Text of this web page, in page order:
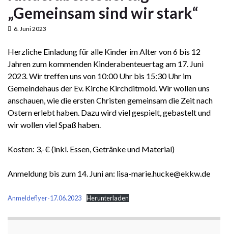
„Gemeinsam sind wir stark“
6. Juni 2023
Herzliche Einladung für alle Kinder im Alter von 6 bis 12
Jahren zum kommenden Kinderabenteuertag am 17. Juni
2023. Wir treffen uns von 10:00 Uhr bis 15:30 Uhr im
Gemeindehaus der Ev. Kirche Kirchditmold. Wir wollen uns
anschauen, wie die ersten Christen gemeinsam die Zeit nach
Ostern erlebt haben. Dazu wird viel gespielt, gebastelt und
wir wollen viel Spaß haben.
Kosten: 3,-€ (inkl. Essen, Getränke und Material)
Anmeldung bis zum 14. Juni an: lisa-marie.hucke@ekkw.de
Anmeldeflyer-17.06.2023 Herunterladen